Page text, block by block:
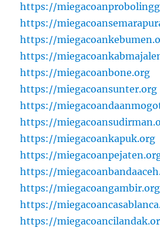
https://
https://
https://
https://
https://miegacoanbone.org
https://miegacoansunter.org
https://
https://
https://miegacoankapuk.org
https://
https://
https://miegacoangambir.org
https://
https://